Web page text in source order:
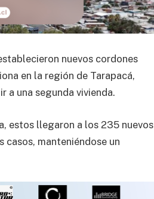
nuevos cordones
en la región de Tarapacá,
a una segunda vivienda.
estos llegaron a los 235 nuevos
manteniéndose un